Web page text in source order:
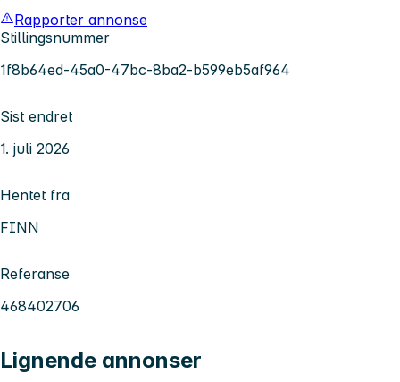
Rapporter annonse
Stillingsnummer
1f8b64ed-45a0-47bc-8ba2-b599eb5af964
Sist endret
1. juli 2026
Hentet fra
FINN
Referanse
468402706
Lignende annonser